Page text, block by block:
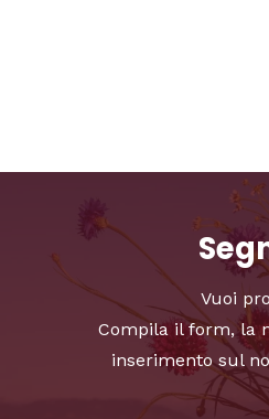
Vuoi
Compila il form, la
inserimento sul